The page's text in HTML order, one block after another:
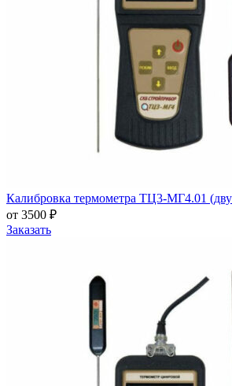
Калибровка термометра ТЦ3-МГ4.01
от 3500 ₽
Заказать